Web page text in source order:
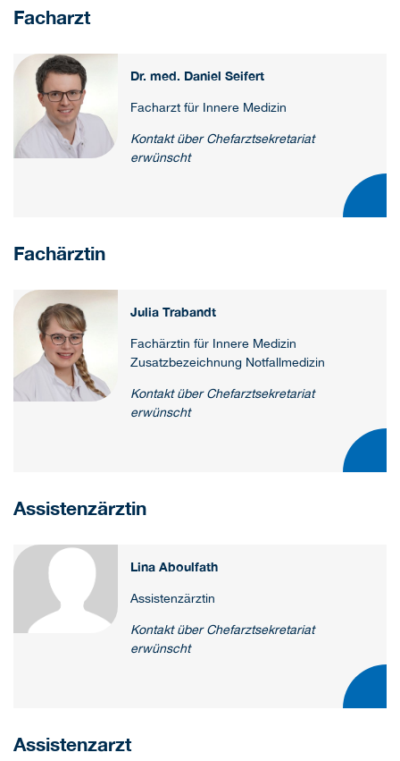
Facharzt
Dr. med. Daniel Seifert
Facharzt für Innere Medizin
Kontakt über Chefarztsekretariat
erwünscht
Fachärztin
Julia Trabandt
Fachärztin für Innere Medizin
Zusatzbezeichnung Notfallmedizin
Kontakt über Chefarztsekretariat
erwünscht
Assistenzärztin
Lina Aboulfath
Assistenzärztin
Kontakt über Chefarztsekretariat
erwünscht
Assistenzarzt